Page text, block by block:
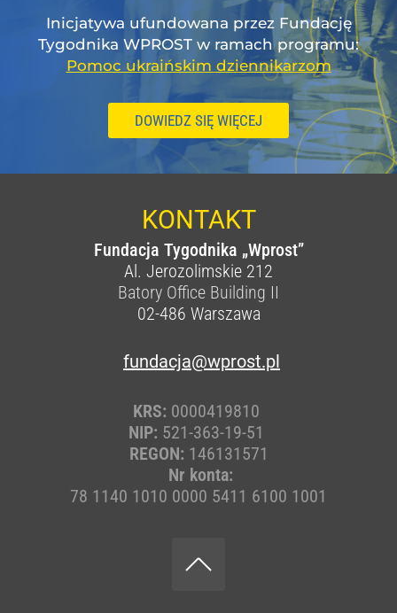
Inicjatywa ufundowana przez Fundację
Tygodnika WPROST w ramach programu:
Pomoc ukraińskim dziennikarzom
DOWIEDZ SIĘ WIĘCEJ
KONTAKT
Fundacja Tygodnika „Wprost”
Al. Jerozolimskie 212
Batory Office Building II
02-486 Warszawa
fundacja@wprost.pl
KRS: 0000419810
NIP: 521-363-19-51
REGON: 146131571
Nr konta:
78 1140 1010 0000 5411 6100 1001